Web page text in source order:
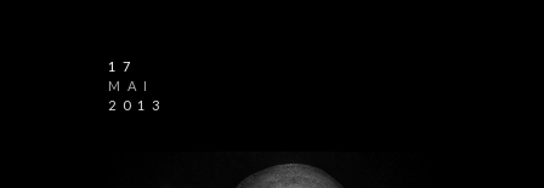
17
MAI
2013